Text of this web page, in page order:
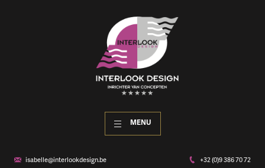
MENU
isabelle@interlookdesign.be +32 (0)9 386 70 72